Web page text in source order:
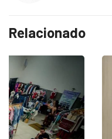
Relacionado